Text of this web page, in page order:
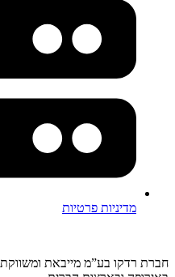
מדיניות פרטיות
חברת רדקו בע”מ מייבאת